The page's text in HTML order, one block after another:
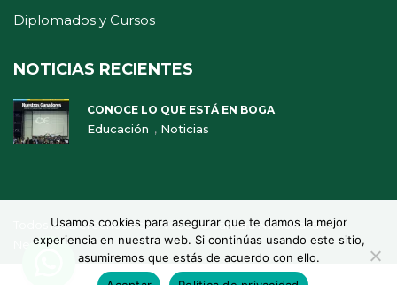
Diplomados y Cursos
NOTICIAS RECIENTES
CONOCE LO QUE ESTÁ EN BOGA
Educación , Noticias
Todos los Derechos Reservados ©Camara Nacional de
Negocios
Usamos cookies para asegurar que te damos la mejor
experiencia en nuestra web. Si continúas usando este sitio,
asumiremos que estás de acuerdo con ello.